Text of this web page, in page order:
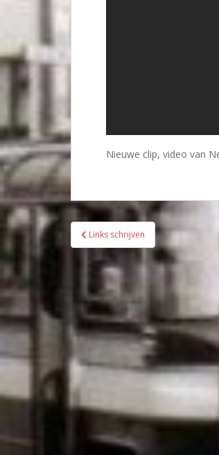
Nieuwe clip, video van
Bericht
navigatie
Links schrijven